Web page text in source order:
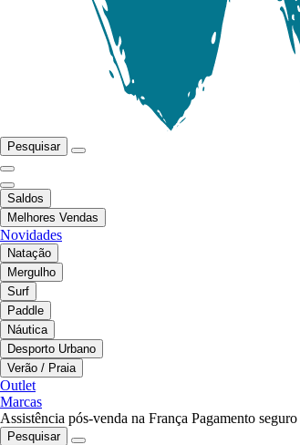
Pesquisar
Saldos
Melhores Vendas
Novidades
Natação
Mergulho
Surf
Paddle
Náutica
Desporto Urbano
Verão / Praia
Outlet
Marcas
Assistência pós-venda na França Pagamento seguro
Pesquisar